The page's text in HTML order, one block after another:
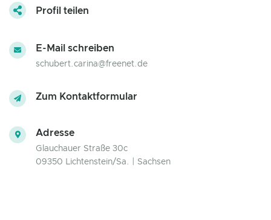
Profil teilen
E-Mail schreiben
schubert.carina@freenet.de
Zum Kontaktformular
Adresse
Glauchauer Straße 30c
09350 Lichtenstein/Sa. | Sachsen